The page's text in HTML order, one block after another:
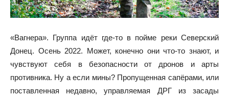
«Вагнера». Группа идёт где-то в пойме реки Северский
Донец. Осень 2022. Может, конечно они что-то знают, и
чувствуют себя в безопасности от дронов и арты
противника. Ну а если мины? Пропущенная сапёрами, или
поставленная недавно, управляемая ДРГ из засады